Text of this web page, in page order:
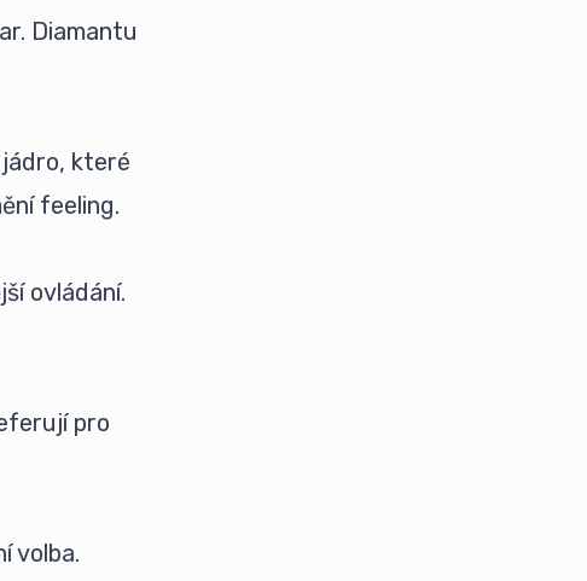
Diamantu
které
feeling.
ovládání.
pro
volba.